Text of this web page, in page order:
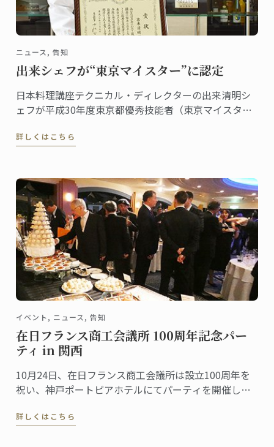
ニュース, 告知
出来シェフが“東京マイスター”に認定
日本料理講座テクニカル・ディレクターの出来清明シ
ェフが平成30年度東京都優秀技能者（東京マイスタ
で行われました。
詳しくはこちら
イベント, ニュース, 告知
在日フランス商工会議所 100周年記念パー
ティ in 関西
10月24日、在日フランス商工会議所は設立100周年を
祝い、神戸ポートピアホテルにてパーティを開催しま
パーティのデザート部門を担当しました。
詳しくはこちら